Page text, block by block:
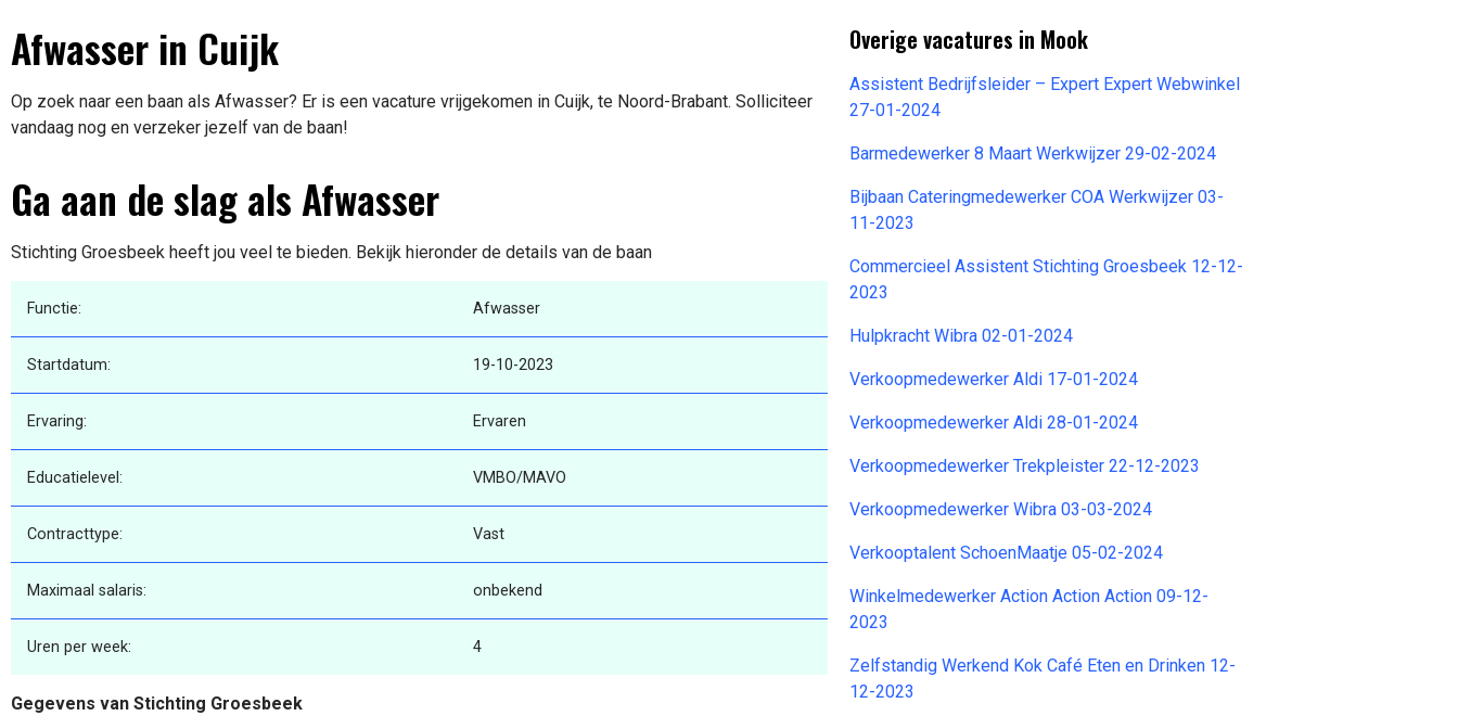
Afwasser in Cuijk
Op zoek naar een baan als Afwasser? Er is een vacature vrijgekomen in Cuijk, te Noord-Brabant. Solliciteer
vandaag nog en verzeker jezelf van de baan!
Ga aan de slag als Afwasser
Stichting Groesbeek heeft jou veel te bieden. Bekijk hieronder de details van de baan
Functie: Afwasser
Startdatum: 19-10-2023
Ervaring: Ervaren
Educatielevel: VMBO/MAVO
Contracttype: Vast
Maximaal salaris: onbekend
Uren per week: 4
Gegevens van Stichting Groesbeek
Overige vacatures in Mook
Assistent Bedrijfsleider – Expert Expert Webwinkel
27-01-2024
Barmedewerker 8 Maart Werkwijzer 29-02-2024
Bijbaan Cateringmedewerker COA Werkwijzer 03-
11-2023
Commercieel Assistent Stichting Groesbeek 12-12-
2023
Hulpkracht Wibra 02-01-2024
Verkoopmedewerker Aldi 17-01-2024
Verkoopmedewerker Aldi 28-01-2024
Verkoopmedewerker Trekpleister 22-12-2023
Verkoopmedewerker Wibra 03-03-2024
Verkooptalent SchoenMaatje 05-02-2024
Winkelmedewerker Action Action Action 09-12-
2023
Zelfstandig Werkend Kok Café Eten en Drinken 12-
12-2023